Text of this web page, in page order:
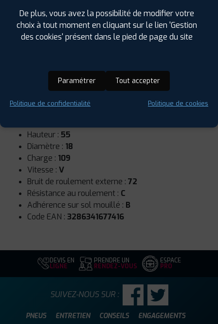
Saison :
4 Saisons
Hauteur : 55
Diamètre : 18
Charge : 109
Vitesse : V
Bruit de roulement externe : 72
Résistance au roulement : C
Adhérence sur sol mouillé : B
Code EAN : 3286341677416
DEVIS EN
LIGNE
PRENDRE UN
RENDEZ-VOUS
ESPACE
PRO
PNEUS ENTRETIEN CONSEILS ENGAGEMENTS
SUIVEZ-NOUS SUR :
De plus, vous avez la possibilité de modifier votre
choix à tout moment en cliquant sur le lien 'Gestion
des cookies' présent dans le pied de page du site
Paramétrer Tout accepter
Politique de confidentialité Politique de cookies